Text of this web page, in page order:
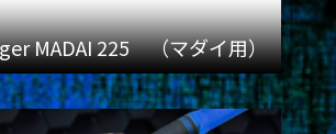
MADAI 225 （マダイ用）